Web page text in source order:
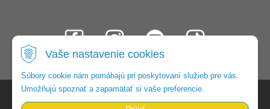
Vaše nastavenie cookies
Súbory cookie nám pomáhajú pri poskytovaní služieb pre vás.
Umožňujú spoznať a zapamätať si vaše preferencie.
© 2026 Foto-video-shop •tvorba eshopu cez UNIobchod
spoločnostiWEBYGROUP